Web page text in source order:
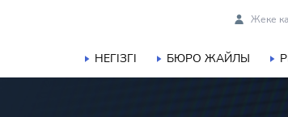
Жеке
НЕГІЗГІ БЮРО ЖАЙЛЫ